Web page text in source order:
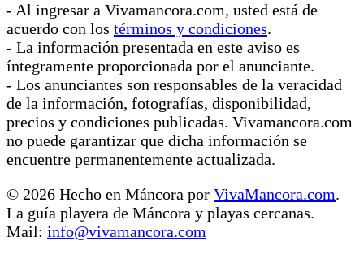
- Al ingresar a Vivamancora.com, usted está de
acuerdo con los términos y condiciones.
- La información presentada en este aviso es
íntegramente proporcionada por el anunciante.
- Los anunciantes son responsables de la veracidad
de la información, fotografías, disponibilidad,
precios y condiciones publicadas. Vivamancora.com
no puede garantizar que dicha información se
encuentre permanentemente actualizada.
© 2026 Hecho en Máncora por VivaMancora.com.
La guía playera de Máncora y playas cercanas.
Mail: info@vivamancora.com